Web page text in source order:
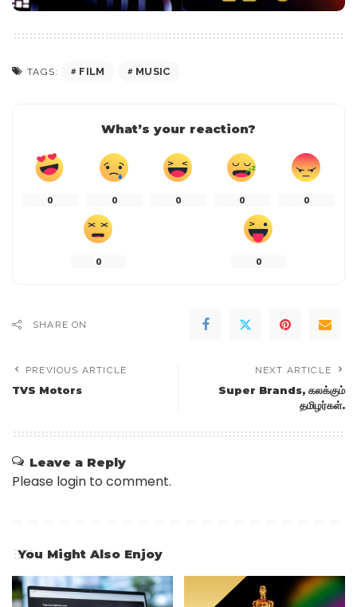
TAGS: FILM MUSIC
What’s your reaction?
0 0 0 0 0
0 0
SHARE ON
PREVIOUS ARTICLE
TVS Motors
NEXT ARTICLE
Super Brands, கலக்கும்
தமிழர்கள்.
Leave a Reply
Please login to comment.
You Might Also Enjoy